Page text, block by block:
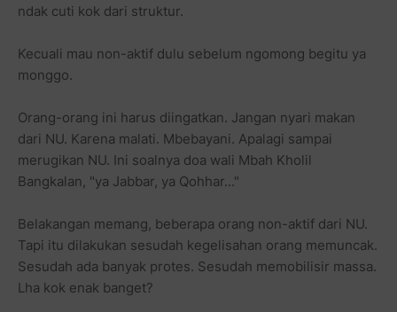
ndak cuti kok dari struktur.
Kecuali mau non-aktif dulu sebelum ngomong begitu ya
monggo.
Orang-orang ini harus diingatkan. Jangan nyari makan
dari NU. Karena malati. Mbebayani. Apalagi sampai
merugikan NU. Ini soalnya doa wali Mbah Kholil
Bangkalan, "ya Jabbar, ya Qohhar..."
Belakangan memang, beberapa orang non-aktif dari NU.
Tapi itu dilakukan sesudah kegelisahan orang memuncak.
Sesudah ada banyak protes. Sesudah memobilisir massa.
Lha kok enak banget?